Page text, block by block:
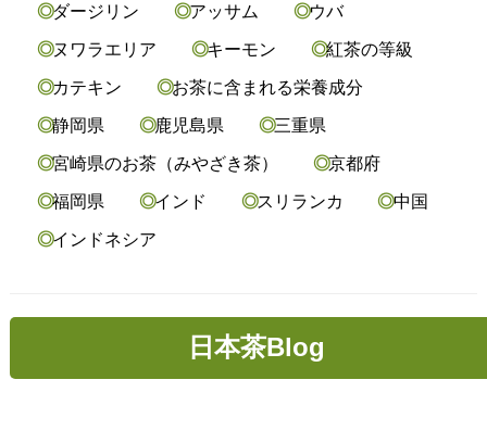
ダージリン アッサム ウバ
ヌワラエリア キーモン 紅茶の等級
カテキン お茶に含まれる栄養成分
静岡県 鹿児島県 三重県
宮崎県のお茶（みやざき茶） 京都府
福岡県 インド スリランカ 中国
インドネシア
日本茶Blog